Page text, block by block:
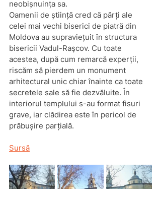
neobișnuința sa.
Oamenii de știință cred că părți ale
celei mai vechi biserici de piatră din
Moldova au supraviețuit în structura
bisericii Vadul-Raşcov. Cu toate
acestea, după cum remarcă experții,
riscăm să pierdem un monument
arhitectural unic chiar înainte ca toate
secretele sale să fie dezvăluite. În
interiorul templului s-au format fisuri
grave, iar clădirea este în pericol de
prăbușire parțială.
Sursă